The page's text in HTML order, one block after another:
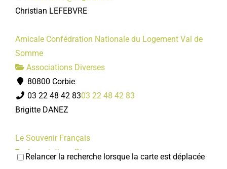
Christian LEFEBVRE
Amicale Confédration Nationale du Logement Val de
Somme
Associations Diverses
80800 Corbie
03 22 48 42 8303 22 48 42 83
Brigitte DANEZ
Le Souvenir Français
Associations Diverses
Relancer la recherche lorsque la carte est déplacée